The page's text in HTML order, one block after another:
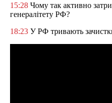
15:28 Чому так активно
генералітету РФ?
18:23 У РФ тривають